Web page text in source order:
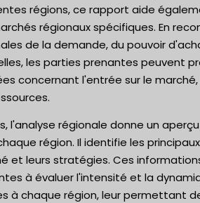
régions, ce rapport aide
régionaux spécifiques. En
de la demande, du pouvoir
les parties prenantes peuvent
concernant l'entrée sur le
l'analyse régionale donne un
région. Il identifie les
et leurs stratégies. Ces
à évaluer l'intensité et la
à chaque région, leur permettant